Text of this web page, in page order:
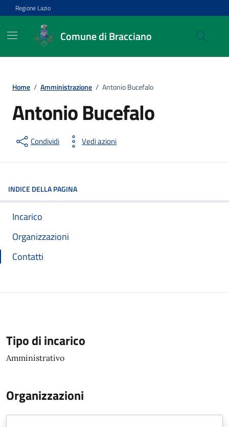
Vai ai contenuti
Vai al footer
Regione Lazio
Comune di Bracciano
Home / Amministrazione / Antonio Bucefalo
Antonio Bucefalo
Condividi Vedi azioni
INDICE DELLA PAGINA
Incarico
Organizzazioni
Contatti
Tipo di incarico
Amministrativo
Organizzazioni